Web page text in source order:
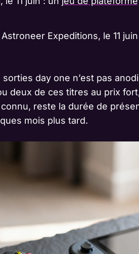
Expeditions, le 11
day one n’est pas
deux de ces titres au prix
reste la durée de
mois plus tard.